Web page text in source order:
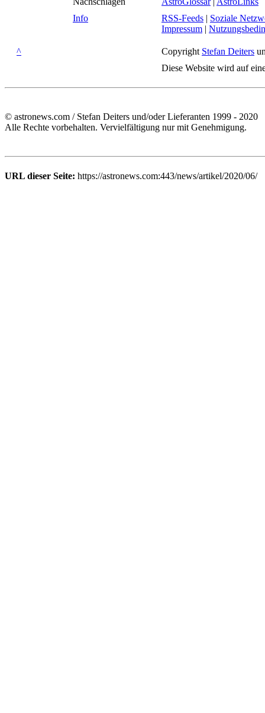
Info
RSS-Feeds | Soziale
Impressum |
^ Copyright Stefan Deiters
Diese Website wird auf
© astronews.com / Stefan Deiters und/oder Lieferanten 1999 - 2020
Alle Rechte vorbehalten. Vervielfältigung nur mit Genehmigung.
URL dieser Seite: https://astronews.com:443/news/artikel/2020/06/